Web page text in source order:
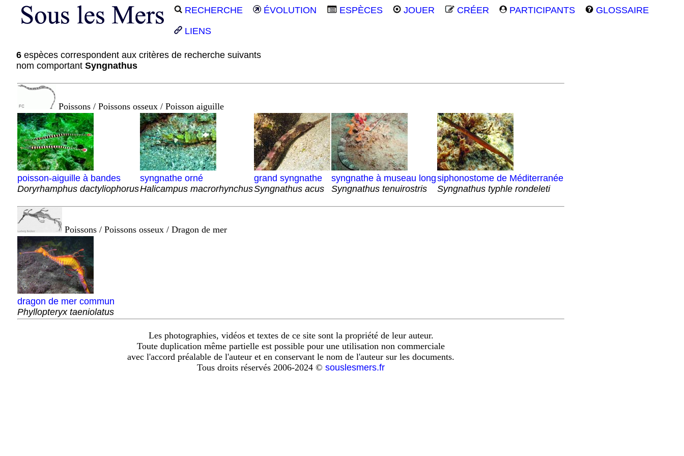
RECHERCHE ÉVOLUTION ESPÈCES JOUER CRÉER PARTICIPANTS GLOSSAIRE
LIENS
6 espèces correspondent aux critères de recherche suivants
nom comportant Syngnathus
Poissons / Poissons osseux / Poisson aiguille
poisson-aiguille à bandes
Doryrhamphus dactyliophorus
syngnathe orné
Halicampus macrorhynchus
grand syngnathe
Syngnathus acus
syngnathe à museau long
Syngnathus tenuirostris
siphonostome de Méditerranée
Syngnathus typhle rondeleti
Poissons / Poissons osseux / Dragon de mer
dragon de mer commun
Phyllopteryx taeniolatus
Les photographies, vidéos et textes de ce site sont la propriété de leur auteur.
Toute duplication même partielle est possible pour une utilisation non commerciale
avec l'accord préalable de l'auteur et en conservant le nom de l'auteur sur les documents.
Tous droits réservés 2006-2024 © souslesmers.fr